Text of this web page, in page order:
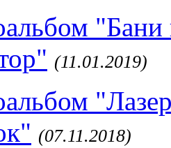
"Бани
(11.01.2019)
(07.11.2018)